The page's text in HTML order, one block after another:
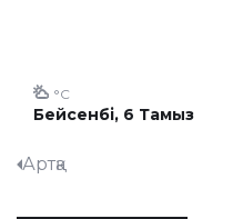
Бейсенбі, 6 Тамыз
°C
Артқа